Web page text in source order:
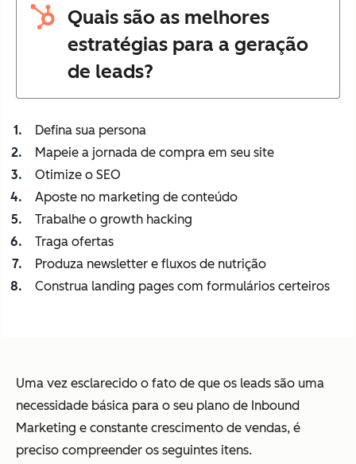
Quais são as melhores
estratégias para a geração
de leads?
Defina sua persona
Mapeie a jornada de compra em seu site
Otimize o SEO
Aposte no marketing de conteúdo
Trabalhe o growth hacking
Traga ofertas
Produza newsletter e fluxos de nutrição
Construa landing pages com formulários certeiros
Uma vez esclarecido o fato de que os leads são uma
necessidade básica para o seu plano de Inbound
Marketing e constante crescimento de vendas, é
preciso compreender os seguintes itens.